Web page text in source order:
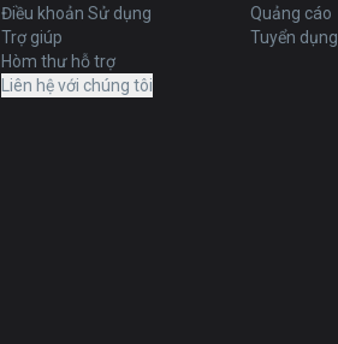
Điều khoản Sử dụng
Trợ giúp
Hòm thư hỗ trợ
Liên hệ với chúng tôi
Quảng cáo
Tuyển dụng